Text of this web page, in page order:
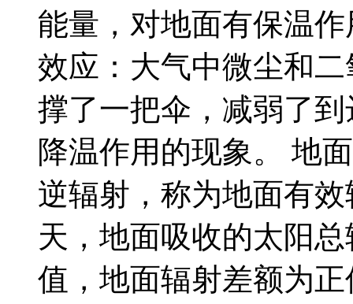
能量，对地面有保温
效应：大气中微尘和
撑了一把伞，减弱了
降温作用的现象。 地
逆辐射，称为地面有
天，地面吸收的太阳
值，地面辐射差额为